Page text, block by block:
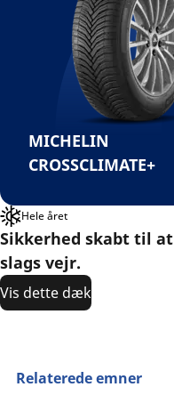
MICHELIN
CROSSCLIMATE+
Hele året
Sikkerhed skabt til
slags vejr.
Vis dette dæk
Relaterede emner